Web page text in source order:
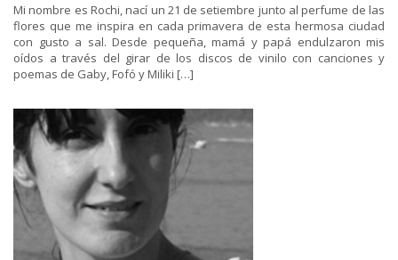
Mi nombre es Rochi, nací un 21 de setiembre junto al perfume de las
flores que me inspira en cada primavera de esta hermosa ciudad
con gusto a sal. Desde pequeña, mamá y papá endulzaron mis
oídos a través del girar de los discos de vinilo con canciones y
poemas de Gaby, Fofó y Miliki […]